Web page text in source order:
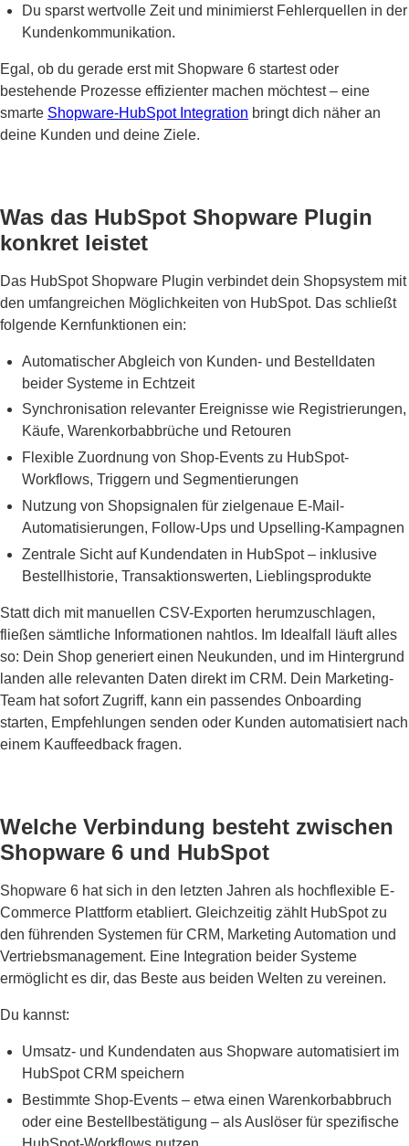
Du sparst wertvolle Zeit und minimierst Fehlerquellen in der
Kundenkommunikation.
Egal, ob du gerade erst mit Shopware 6 startest oder
bestehende Prozesse effizienter machen möchtest – eine
smarte Shopware-HubSpot Integration bringt dich näher an
deine Kunden und deine Ziele.
Was das HubSpot Shopware Plugin
konkret leistet
Das HubSpot Shopware Plugin verbindet dein Shopsystem mit
den umfangreichen Möglichkeiten von HubSpot. Das schließt
folgende Kernfunktionen ein:
Automatischer Abgleich von Kunden- und Bestelldaten
beider Systeme in Echtzeit
Synchronisation relevanter Ereignisse wie Registrierungen,
Käufe, Warenkorbabbrüche und Retouren
Flexible Zuordnung von Shop-Events zu HubSpot-
Workflows, Triggern und Segmentierungen
Nutzung von Shopsignalen für zielgenaue E-Mail-
Automatisierungen, Follow-Ups und Upselling-Kampagnen
Zentrale Sicht auf Kundendaten in HubSpot – inklusive
Bestellhistorie, Transaktionswerten, Lieblingsprodukte
Statt dich mit manuellen CSV-Exporten herumzuschlagen,
fließen sämtliche Informationen nahtlos. Im Idealfall läuft alles
so: Dein Shop generiert einen Neukunden, und im Hintergrund
landen alle relevanten Daten direkt im CRM. Dein Marketing-
Team hat sofort Zugriff, kann ein passendes Onboarding
starten, Empfehlungen senden oder Kunden automatisiert nach
einem Kauffeedback fragen.
Welche Verbindung besteht zwischen
Shopware 6 und HubSpot
Shopware 6 hat sich in den letzten Jahren als hochflexible E-
Commerce Plattform etabliert. Gleichzeitig zählt HubSpot zu
den führenden Systemen für CRM, Marketing Automation und
Vertriebsmanagement. Eine Integration beider Systeme
ermöglicht es dir, das Beste aus beiden Welten zu vereinen.
Du kannst:
Umsatz- und Kundendaten aus Shopware automatisiert im
HubSpot CRM speichern
Bestimmte Shop-Events – etwa einen Warenkorbabbruch
oder eine Bestellbestätigung – als Auslöser für spezifische